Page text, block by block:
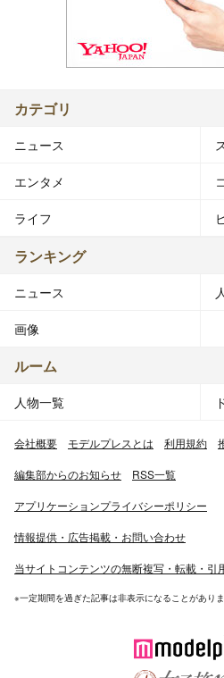
カテゴリ
ニュース
エンタメ
ライフ
ランキング
ニュース
画像
ルーム
人物一覧
会社概要 モデルプレスとは 利用規約
編集部からのお知らせ RSS一覧
アプリケーションプライバシーポリシー
情報提供・広告掲載・お問い合わせ
当サイトコンテンツの無断複写・転載・引
※一定期間を過ぎた記事は非表示になることがあり